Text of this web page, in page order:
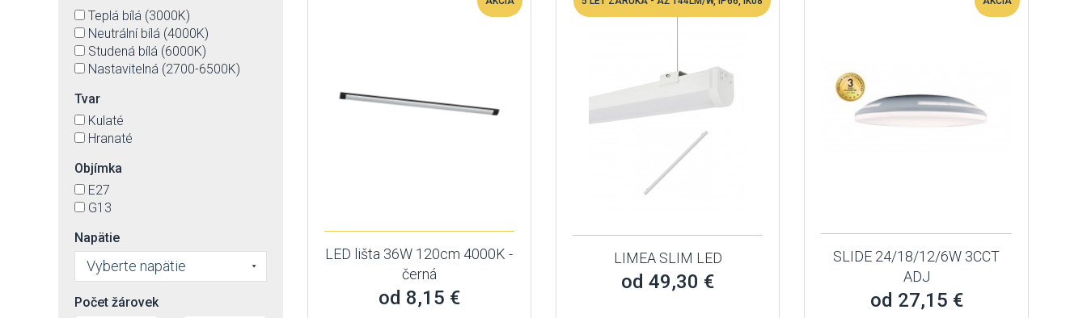
LED lišta 36W 120cm 4000K -
černá
od 8,15 €
LIMEA SLIM LED
od 49,30 €
SLIDE 24/18/12/6W 3CCT
ADJ
od 27,15 €
Teplá bílá (3000K)
Neutrální bílá (4000K)
Studená bílá (6000K)
Nastavitelná (2700-6500K)
Tvar
Kulaté
Hranaté
Objímka
E27
G13
Napätie
Vyberte napätie
Počet žárovek